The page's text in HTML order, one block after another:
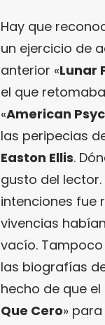
Hay que
un ejercicio de
anterior «Lunar
el que
«American
las peripecias
Easton Ellis.
gusto del
intenciones fue
vivencias
vacío.
las biografías
hecho de que
Que Cero»